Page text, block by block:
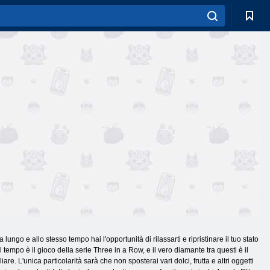
e allo stesso tempo hai l'opportunità di rilassarti e ripristinare il tuo stato
è il gioco della serie Three in a Row, e il vero diamante tra questi è il
L'unica particolarità sarà che non sposterai vari dolci, frutta e altri oggetti